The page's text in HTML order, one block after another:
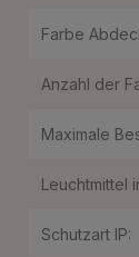
Farbe
Anzahl der
Maximale
Leuchtmittel
Schutzart IP: